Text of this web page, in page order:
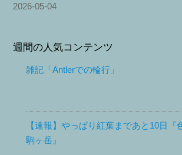
2026-05-04
週間の人気コンテンツ
雑記「Antlerでの輪行」
【速報】やっぱり紅葉まであと10日『
駒ヶ岳』